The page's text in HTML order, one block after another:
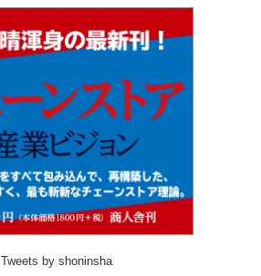
Tweets by shoninsha